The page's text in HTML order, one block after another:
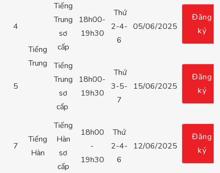
4
Tiếng
Trung
Tiếng
Trung
sơ
cấp
18h00-
19h30
Thứ
2-4-
6
05/06/2025
Đăng
ký
5
Tiếng
Trung
sơ
cấp
18h00-
19h30
Thứ
3-5-
7
15/06/2025
Đăng
ký
7
Tiếng
Hàn
Tiếng
Hàn
sơ
cấp
18h00
-
19h30
Thứ
2-4-
6
12/06/2025
Đăng
ký